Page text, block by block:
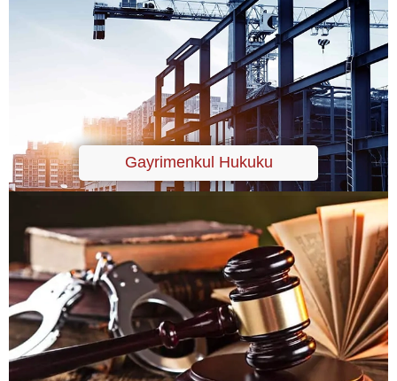
Gayrimenkul Hukuku